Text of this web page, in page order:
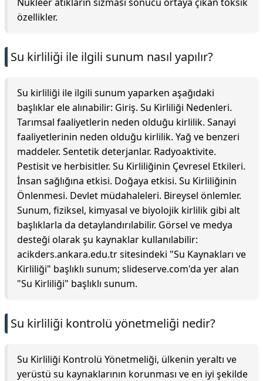
özellikler.
Su kirliliği ile ilgili sunum nasıl yapılır?
Su kirliliği ile ilgili sunum yaparken aşağıdaki
başlıklar ele alınabilir: Giriş. Su Kirliliği Nedenleri.
Tarımsal faaliyetlerin neden olduğu kirlilik. Sanayi
faaliyetlerinin neden olduğu kirlilik. Yağ ve benzeri
maddeler. Sentetik deterjanlar. Radyoaktivite.
Pestisit ve herbisitler. Su Kirliliğinin Çevresel Etkileri.
İnsan sağlığına etkisi. Doğaya etkisi. Su Kirliliğinin
Önlenmesi. Devlet müdahaleleri. Bireysel önlemler.
Sunum, fiziksel, kimyasal ve biyolojik kirlilik gibi alt
başlıklarla da detaylandırılabilir. Görsel ve medya
desteği olarak şu kaynaklar kullanılabilir:
acikders.ankara.edu.tr sitesindeki "Su Kaynakları ve
Kirliliği" başlıklı sunum; slideserve.com'da yer alan
"Su Kirliliği" başlıklı sunum.
Su kirliliği kontrolü yönetmeliği nedir?
Su Kirliliği Kontrolü Yönetmeliği, ülkenin yeraltı ve
yerüstü su kaynaklarının korunması ve en iyi şekilde